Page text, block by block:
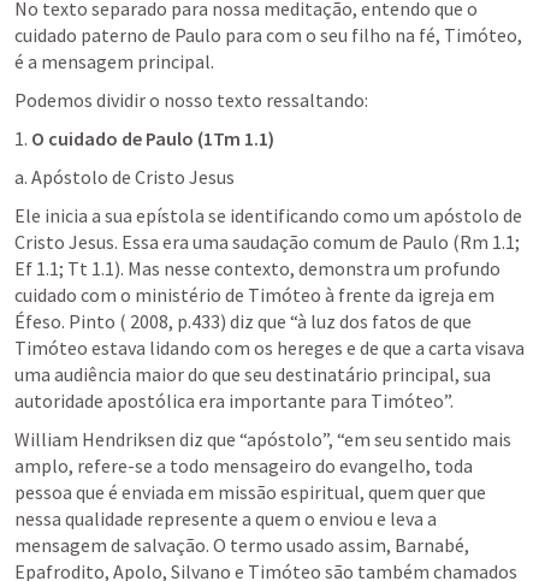
No texto separado para nossa meditação, entendo que o
cuidado paterno de Paulo para com o seu filho na fé, Timóteo,
é a mensagem principal.
Podemos dividir o nosso texto ressaltando:
1. O cuidado de Paulo (1Tm 1.1)
a. Apóstolo de Cristo Jesus
Ele inicia a sua epístola se identificando como um apóstolo de
Cristo Jesus. Essa era uma saudação comum de Paulo (Rm 1.1;
Ef 1.1; Tt 1.1). Mas nesse contexto, demonstra um profundo
cuidado com o ministério de Timóteo à frente da igreja em
Éfeso. Pinto ( 2008, p.433) diz que “à luz dos fatos de que
Timóteo estava lidando com os hereges e de que a carta visava
uma audiência maior do que seu destinatário principal, sua
autoridade apostólica era importante para Timóteo”.
William Hendriksen diz que “apóstolo”, “em seu sentido mais
amplo, refere-se a todo mensageiro do evangelho, toda
pessoa que é enviada em missão espiritual, quem quer que
nessa qualidade represente a quem o enviou e leva a
mensagem de salvação. O termo usado assim, Barnabé,
Epafrodito, Apolo, Silvano e Timóteo são também chamados